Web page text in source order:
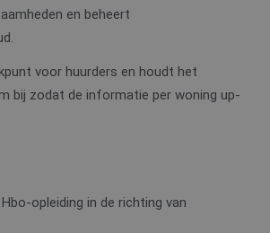
en beheert
voor huurders en houdt het
bij zodat de informatie per woning up-
opleiding in de richting van